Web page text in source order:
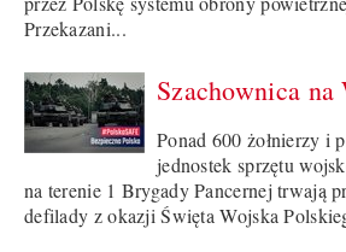
Przekazani...
Szachownica na
Ponad 600 żołnierzy i
jednostek sprzętu
na terenie 1 Brygady Pancernej trwają
defilady z okazji Święta Wojska